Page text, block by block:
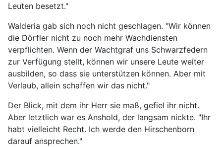
Leuten besetzt."
Walderia gab sich noch nicht geschlagen. "Wir können
die Dörfler nicht zu noch mehr Wachdiensten
verpflichten. Wenn der Wachtgraf uns Schwarzfedern
zur Verfügung stellt, können wir unsere Leute weiter
ausbilden, so dass sie unterstützen können. Aber mit
Verlaub, allein schaffen wir das nicht."
Der Blick, mit dem ihr Herr sie maß, gefiel ihr nicht.
Aber letztlich war es Anshold, der langsam nickte. "Ihr
habt vielleicht Recht. Ich werde den Hirschenborn
darauf ansprechen."